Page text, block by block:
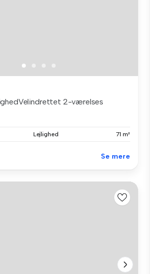
2-værelses
Lejlighed 71 m²
Se mere